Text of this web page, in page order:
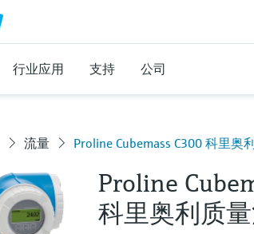
行业应用 支持 公司
流量 Proline Cubemass C300 科里奥
Proline
科里奥利质